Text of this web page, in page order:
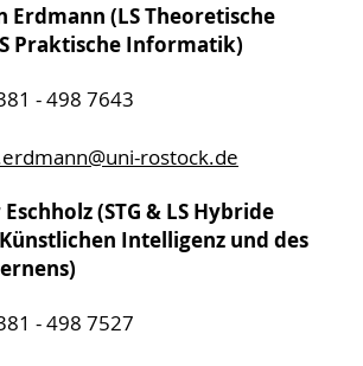
Erdmann (LS Theoretische
Praktische Informatik)
- 498 7643
@uni-rostock.de
(STG & LS Hybride
Intelligenz und des
- 498 7527